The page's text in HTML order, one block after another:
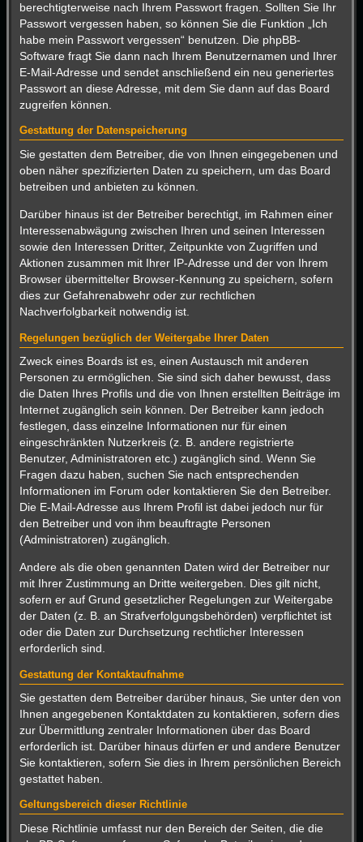
berechtigterweise nach Ihrem Passwort fragen. Sollten Sie Ihr
Passwort vergessen haben, so können Sie die Funktion „Ich
habe mein Passwort vergessen“ benutzen. Die phpBB-
Software fragt Sie dann nach Ihrem Benutzernamen und Ihrer
E-Mail-Adresse und sendet anschließend ein neu generiertes
Passwort an diese Adresse, mit dem Sie dann auf das Board
zugreifen können.
Gestattung der Datenspeicherung
Sie gestatten dem Betreiber, die von Ihnen eingegebenen und
oben näher spezifizierten Daten zu speichern, um das Board
betreiben und anbieten zu können.
Darüber hinaus ist der Betreiber berechtigt, im Rahmen einer
Interessenabwägung zwischen Ihren und seinen Interessen
sowie den Interessen Dritter, Zeitpunkte von Zugriffen und
Aktionen zusammen mit Ihrer IP-Adresse und der von Ihrem
Browser übermittelter Browser-Kennung zu speichern, sofern
dies zur Gefahrenabwehr oder zur rechtlichen
Nachverfolgbarkeit notwendig ist.
Regelungen bezüglich der Weitergabe Ihrer Daten
Zweck eines Boards ist es, einen Austausch mit anderen
Personen zu ermöglichen. Sie sind sich daher bewusst, dass
die Daten Ihres Profils und die von Ihnen erstellten Beiträge im
Internet zugänglich sein können. Der Betreiber kann jedoch
festlegen, dass einzelne Informationen nur für einen
eingeschränkten Nutzerkreis (z. B. andere registrierte
Benutzer, Administratoren etc.) zugänglich sind. Wenn Sie
Fragen dazu haben, suchen Sie nach entsprechenden
Informationen im Forum oder kontaktieren Sie den Betreiber.
Die E-Mail-Adresse aus Ihrem Profil ist dabei jedoch nur für
den Betreiber und von ihm beauftragte Personen
(Administratoren) zugänglich.
Andere als die oben genannten Daten wird der Betreiber nur
mit Ihrer Zustimmung an Dritte weitergeben. Dies gilt nicht,
sofern er auf Grund gesetzlicher Regelungen zur Weitergabe
der Daten (z. B. an Strafverfolgungsbehörden) verpflichtet ist
oder die Daten zur Durchsetzung rechtlicher Interessen
erforderlich sind.
Gestattung der Kontaktaufnahme
Sie gestatten dem Betreiber darüber hinaus, Sie unter den von
Ihnen angegebenen Kontaktdaten zu kontaktieren, sofern dies
zur Übermittlung zentraler Informationen über das Board
erforderlich ist. Darüber hinaus dürfen er und andere Benutzer
Sie kontaktieren, sofern Sie dies in Ihrem persönlichen Bereich
gestattet haben.
Geltungsbereich dieser Richtlinie
Diese Richtlinie umfasst nur den Bereich der Seiten, die die